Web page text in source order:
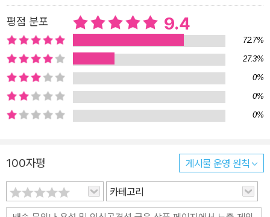
는 계기가 되기를 바라는 마음으로 다양한 분야의 글을 담았다. 신화·
철학·문학에 이어 미술사·스토리텔링·영화·환경·인공지능 등, 다양한
분야의 정수를 담으면서도 접근하기 쉬운 방식으로 풀어낸 이 책이
인문학에 대한 여러분의 갈증을 해소해 줄 것이다. 총 10장으로 구성
된 이 책은 1장 ‘유럽 신화, 완전 첫걸음’으로 시작한다. 저자는 우리
가 익숙하게 들어온 그리스 신화부터, 알게 모르게 향유해 온 북유럽
신화와 켈트 신화까지를 펼쳐 놓는다. 알고 있다고 생각했지만 제대
로 모르고 있던 그리스 신화에 대한 사실들과 <해리포터> 시리즈, <
2장 ‘살면서 갖고 싶은 다섯 가지’는 철학과 정치의 고전이라 여겨지
는 다섯 권의 책을 기반으로 인간의 욕망에 대해 이야기한다. 고전이
어째서 단지 과거의 유물이 아니라 현재까지 울림을 주는 영향력을
갖는 것인지 깨닫게 된다. 3장 ‘철학하는 삶이란?’은 어렵게만 느껴지
평점 분포 9.4
72.7%
27.3%
0%
0%
0%
100자평 게시물 운영 원칙
카테고리